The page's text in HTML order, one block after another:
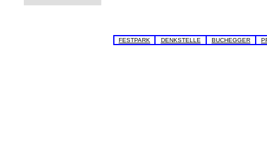
FESTPARK DENKSTELLE BUCHEGGER